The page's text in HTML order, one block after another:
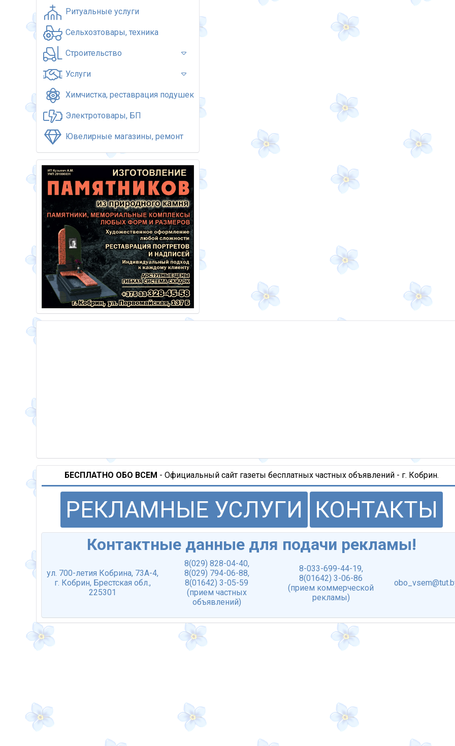
Ритуальные услуги
Сельхозтовары, техника
Строительство
Услуги
Химчистка, реставрация подушек
Электротовары, БП
Ювелирные магазины, ремонт
БЕСПЛАТНО ОБО ВСЕМ - Официальный сайт газеты бесплатных частных объявлений - г. Кобрин.
РЕКЛАМНЫЕ УСЛУГИ КОНТАКТЫ
Контактные данные для подачи рекламы!
ул. 700-летия Кобрина, 73А-4,
г. Кобрин, Брестская обл.,
225301
8(029) 828-04-40,
8(029) 794-06-88,
8(01642) 3-05-59
(прием частных
объявлений)
8-033-699-44-19,
8(01642) 3-06-86
(прием коммерческой
рекламы)